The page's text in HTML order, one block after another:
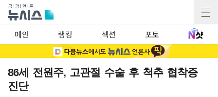
메인 랭킹 섹션 포토
86세 전원주, 고관절 수술 후 척추 협착증
진단